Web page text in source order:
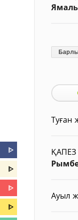
ᐈ
ᐈ
ᐈ
ᐈ
Ямаль
Туған
ҚАПЕЗ
Ауыл